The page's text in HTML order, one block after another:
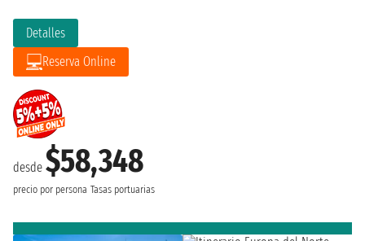
desde $58,348
precio por persona Tasas portuarias
Detalles
Reserva Online